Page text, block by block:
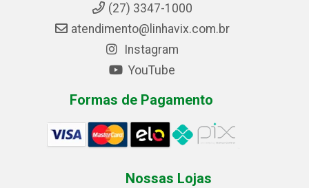
(27) 3347-1000
atendimento@linhavix.com.br
Instagram
YouTube
Formas de Pagamento
Nossas Lojas